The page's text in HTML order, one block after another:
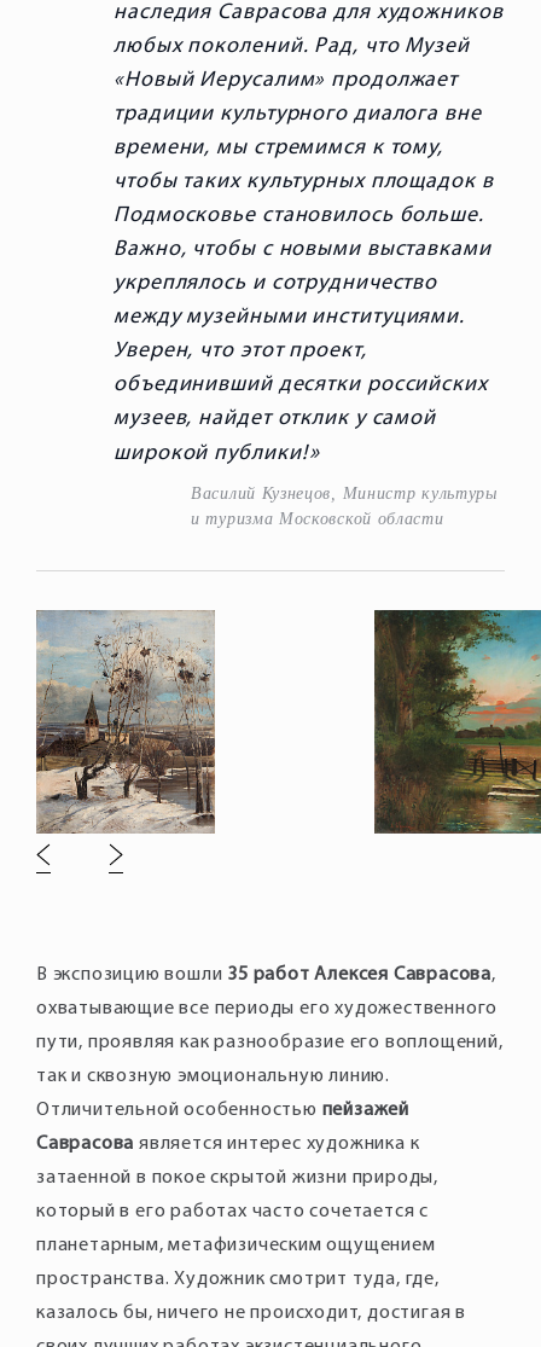
Василий Кузнецов, Министр культуры
и туризма Московской области
наследия Саврасова для художников
любых поколений. Рад, что Музей
«Новый Иерусалим» продолжает
традиции культурного диалога вне
времени, мы стремимся к тому,
чтобы таких культурных площадок в
Подмосковье становилось больше.
Важно, чтобы с новыми выставками
укреплялось и сотрудничество
между музейными институциями.
Уверен, что этот проект,
объединивший десятки российских
музеев, найдет отклик у самой
широкой публики!
В экспозицию вошли 35 работ Алексея Саврасова,
охватывающие все периоды его художественного
пути, проявляя как разнообразие его воплощений,
так и сквозную эмоциональную линию.
Отличительной особенностью пейзажей
Саврасова является интерес художника к
затаенной в покое скрытой жизни природы,
который в его работах часто сочетается с
планетарным, метафизическим ощущением
пространства. Художник смотрит туда, где,
казалось бы, ничего не происходит, достигая в